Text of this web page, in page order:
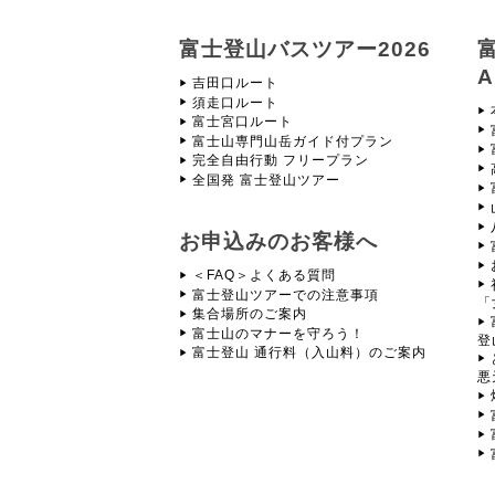
富士登山バスツアー2026
吉田口ルート
須走口ルート
富士宮口ルート
富士山専門山岳ガイド付プラン
完全自由行動 フリープラン
全国発 富士登山ツアー
お申込みのお客様へ
＜FAQ＞よくある質問
富士登山ツアーでの注意事項
集合場所のご案内
富士山のマナーを守ろう！
富士登山 通行料（入山料）のご案内
登
悪